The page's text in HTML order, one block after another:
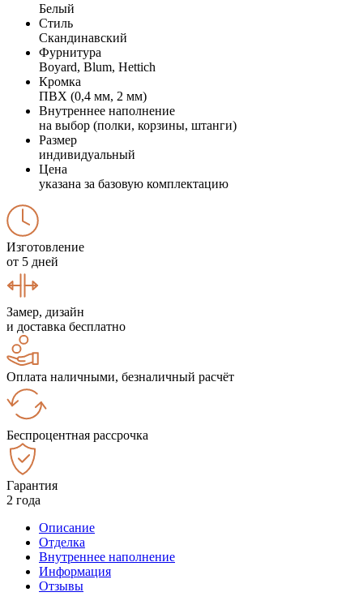
Белый
Стиль
Скандинавский
Фурнитура
Boyard, Blum, Hettich
Кромка
ПВХ (0,4 мм, 2 мм)
Внутреннее наполнение
на выбор (полки, корзины, штанги)
Размер
индивидуальный
Цена
указана за базовую комплектацию
Изготовление
от 5 дней
Замер, дизайн
и доставка бесплатно
Оплата наличными, безналичный расчёт
Беспроцентная рассрочка
Гарантия
2 года
Описание
Отделка
Внутреннее наполнение
Информация
Отзывы